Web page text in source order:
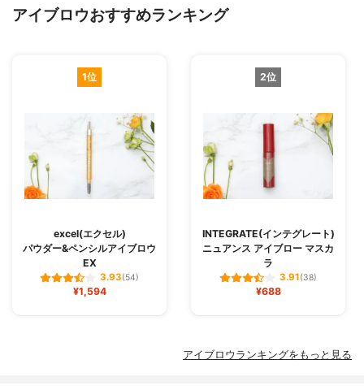
アイブロウおすすめランキング
1位
excel(エクセル)
パウダー&ペンシルアイブロウ
EX
3.93(54)
¥1,594
2位
INTEGRATE(インテグレート)
ニュアンス アイブロー マスカ
ラ
3.91(38)
¥688
アイブロウランキングをもっと見る